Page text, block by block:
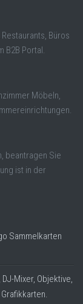
Büros
B2B Portal.
Möbeln,
beantragen Sie
ist in der
Sammelkarten
Mixer, Objektive,